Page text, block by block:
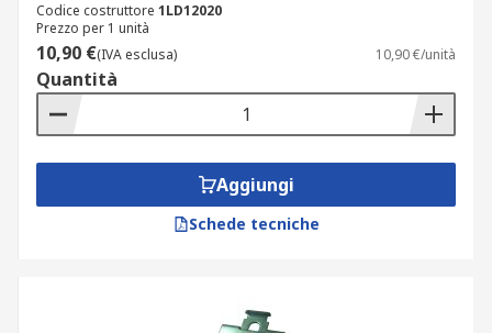
Codice costruttore 1LD12020
Prezzo per 1 unità
10,90 €(IVA esclusa) 10,90 €/unità
Quantità
Aggiungi
Schede tecniche